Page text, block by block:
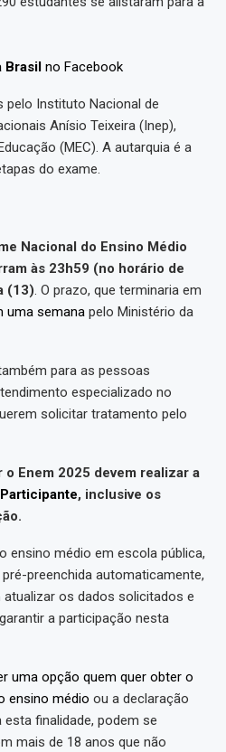
Brasil no Facebook
pelo Instituto Nacional de
Anísio Teixeira (Inep),
(MEC). A autarquia é a
do exame.
Nacional do Ensino Médio
às 23h59 (no horário de
(13). O prazo, que terminaria em
uma semana pelo Ministério da
para as pessoas
especializado no
solicitar tratamento pelo
Enem 2025 devem realizar a
, inclusive os
ensino médio em escola pública,
preenchida automaticamente,
atualizar os dados solicitados e
a participação nesta
uma opção quem quer obter o
ensino médio ou a declaração
finalidade, podem se
mais de 18 anos que não